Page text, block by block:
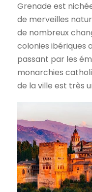
Grenade est
de merveilles
de nombreux
colonies ibériques
passant par les
monarchies
de la ville est très